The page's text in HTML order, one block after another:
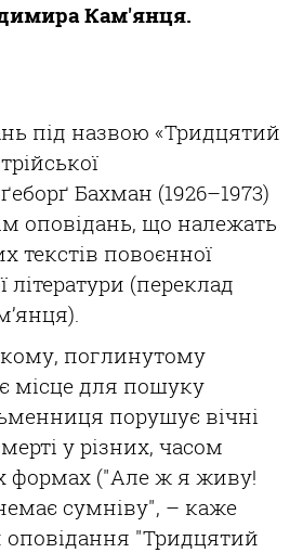
Кам'янця.
під назвою «Тридцятий
Бахман (1926–1973)
оповідань, що належать
текстів повоєнної
літератури (переклад
’янця).
, поглинутому
є місце для пошуку
порушує вічні
у різних, часом
формах ("Але ж я живу!
сумніву", – каже
оповідання "Тридцятий